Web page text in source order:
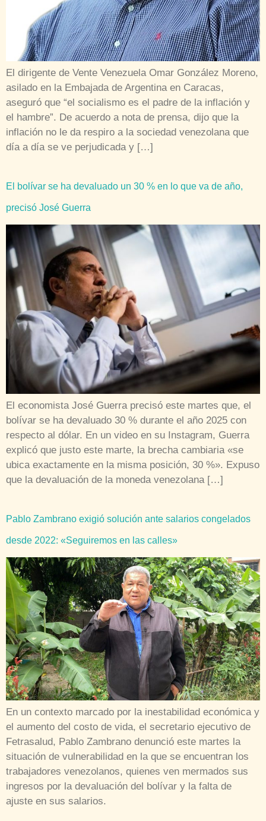
El dirigente de Vente Venezuela Omar González Moreno,
asilado en la Embajada de Argentina en Caracas,
aseguró que “el socialismo es el padre de la inflación y
el hambre”. De acuerdo a nota de prensa, dijo que la
inflación no le da respiro a la sociedad venezolana que
día a día se ve perjudicada y […]
El bolívar se ha devaluado un 30 % en lo que va de año,
precisó José Guerra
El economista José Guerra precisó este martes que, el
bolívar se ha devaluado 30 % durante el año 2025 con
respecto al dólar. En un video en su Instagram, Guerra
explicó que justo este marte, la brecha cambiaria «se
ubica exactamente en la misma posición, 30 %». Expuso
que la devaluación de la moneda venezolana […]
Pablo Zambrano exigió solución ante salarios congelados
desde 2022: «Seguiremos en las calles»
En un contexto marcado por la inestabilidad económica y
el aumento del costo de vida, el secretario ejecutivo de
Fetrasalud, Pablo Zambrano denunció este martes la
situación de vulnerabilidad en la que se encuentran los
trabajadores venezolanos, quienes ven mermados sus
ingresos por la devaluación del bolívar y la falta de
ajuste en sus salarios.